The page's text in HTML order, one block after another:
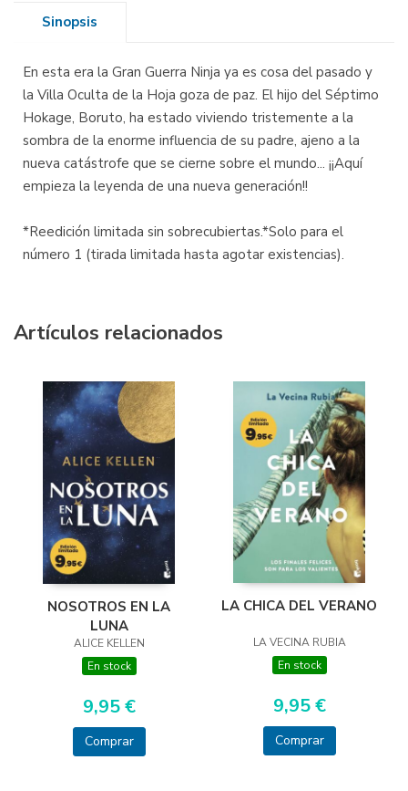
Sinopsis
En esta era la Gran Guerra Ninja ya es cosa del pasado y
la Villa Oculta de la Hoja goza de paz. El hijo del Séptimo
Hokage, Boruto, ha estado viviendo tristemente a la
sombra de la enorme influencia de su padre, ajeno a la
nueva catástrofe que se cierne sobre el mundo... ¡¡Aquí
empieza la leyenda de una nueva generación!!
*Reedición limitada sin sobrecubiertas.*Solo para el
número 1 (tirada limitada hasta agotar existencias).
Artículos relacionados
NOSOTROS EN LA
LUNA
ALICE KELLEN
En stock
9,95 €
Comprar
LA CHICA DEL VERANO
LA VECINA RUBIA
En stock
9,95 €
Comprar